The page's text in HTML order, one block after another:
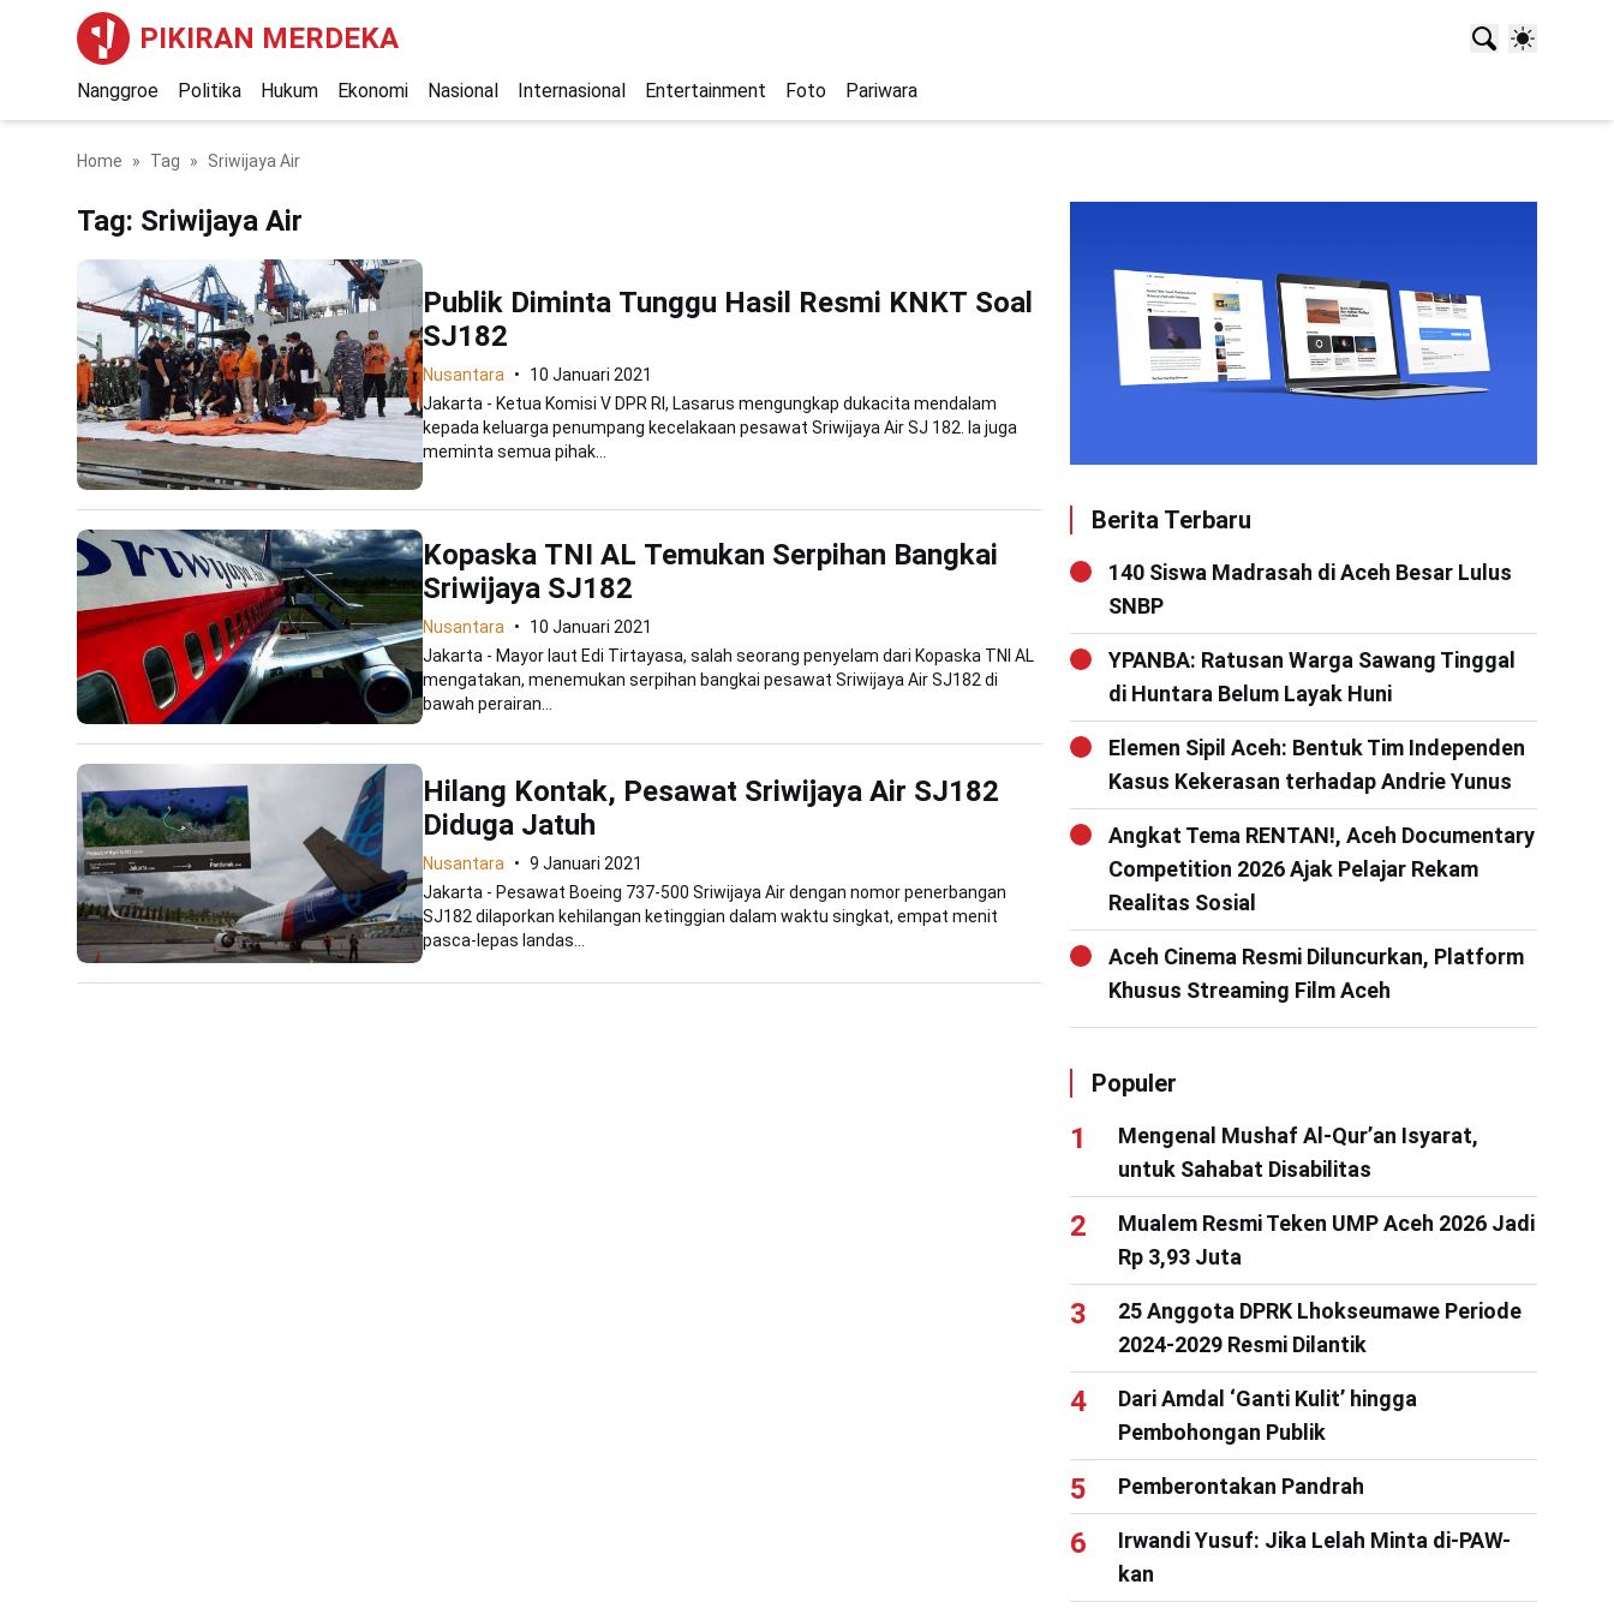
PIKIRAN MERDEKA
Nanggroe Politika Hukum Ekonomi Nasional Internasional Entertainment Foto Pariwara
Home Tag Sriwijaya Air
Tag: Sriwijaya Air
Publik Diminta Tunggu Hasil Resmi KNKT Soal
SJ182
Nusantara
10 Januari 2021
Jakarta - Ketua Komisi V DPR RI, Lasarus mengungkap dukacita mendalam
kepada keluarga penumpang kecelakaan pesawat Sriwijaya Air SJ 182. Ia juga
meminta semua pihak...
Kopaska TNI AL Temukan Serpihan Bangkai
Sriwijaya SJ182
Nusantara
10 Januari 2021
Jakarta - Mayor laut Edi Tirtayasa, salah seorang penyelam dari Kopaska TNI AL
mengatakan, menemukan serpihan bangkai pesawat Sriwijaya Air SJ182 di
bawah perairan...
Hilang Kontak, Pesawat Sriwijaya Air SJ182
Diduga Jatuh
Nusantara
9 Januari 2021
Jakarta - Pesawat Boeing 737-500 Sriwijaya Air dengan nomor penerbangan
SJ182 dilaporkan kehilangan ketinggian dalam waktu singkat, empat menit
pasca-lepas landas...
Berita Terbaru
140 Siswa Madrasah di Aceh Besar Lulus
SNBP
YPANBA: Ratusan Warga Sawang Tinggal
di Huntara Belum Layak Huni
Elemen Sipil Aceh: Bentuk Tim Independen
Kasus Kekerasan terhadap Andrie Yunus
Angkat Tema RENTAN!, Aceh Documentary
Competition 2026 Ajak Pelajar Rekam
Realitas Sosial
Aceh Cinema Resmi Diluncurkan, Platform
Khusus Streaming Film Aceh
Populer
Mengenal Mushaf Al-Qur’an Isyarat,
untuk Sahabat Disabilitas
Mualem Resmi Teken UMP Aceh 2026 Jadi
Rp 3,93 Juta
25 Anggota DPRK Lhokseumawe Periode
2024-2029 Resmi Dilantik
Dari Amdal ‘Ganti Kulit’ hingga
Pembohongan Publik
Pemberontakan Pandrah
Irwandi Yusuf: Jika Lelah Minta di-PAW-
kan